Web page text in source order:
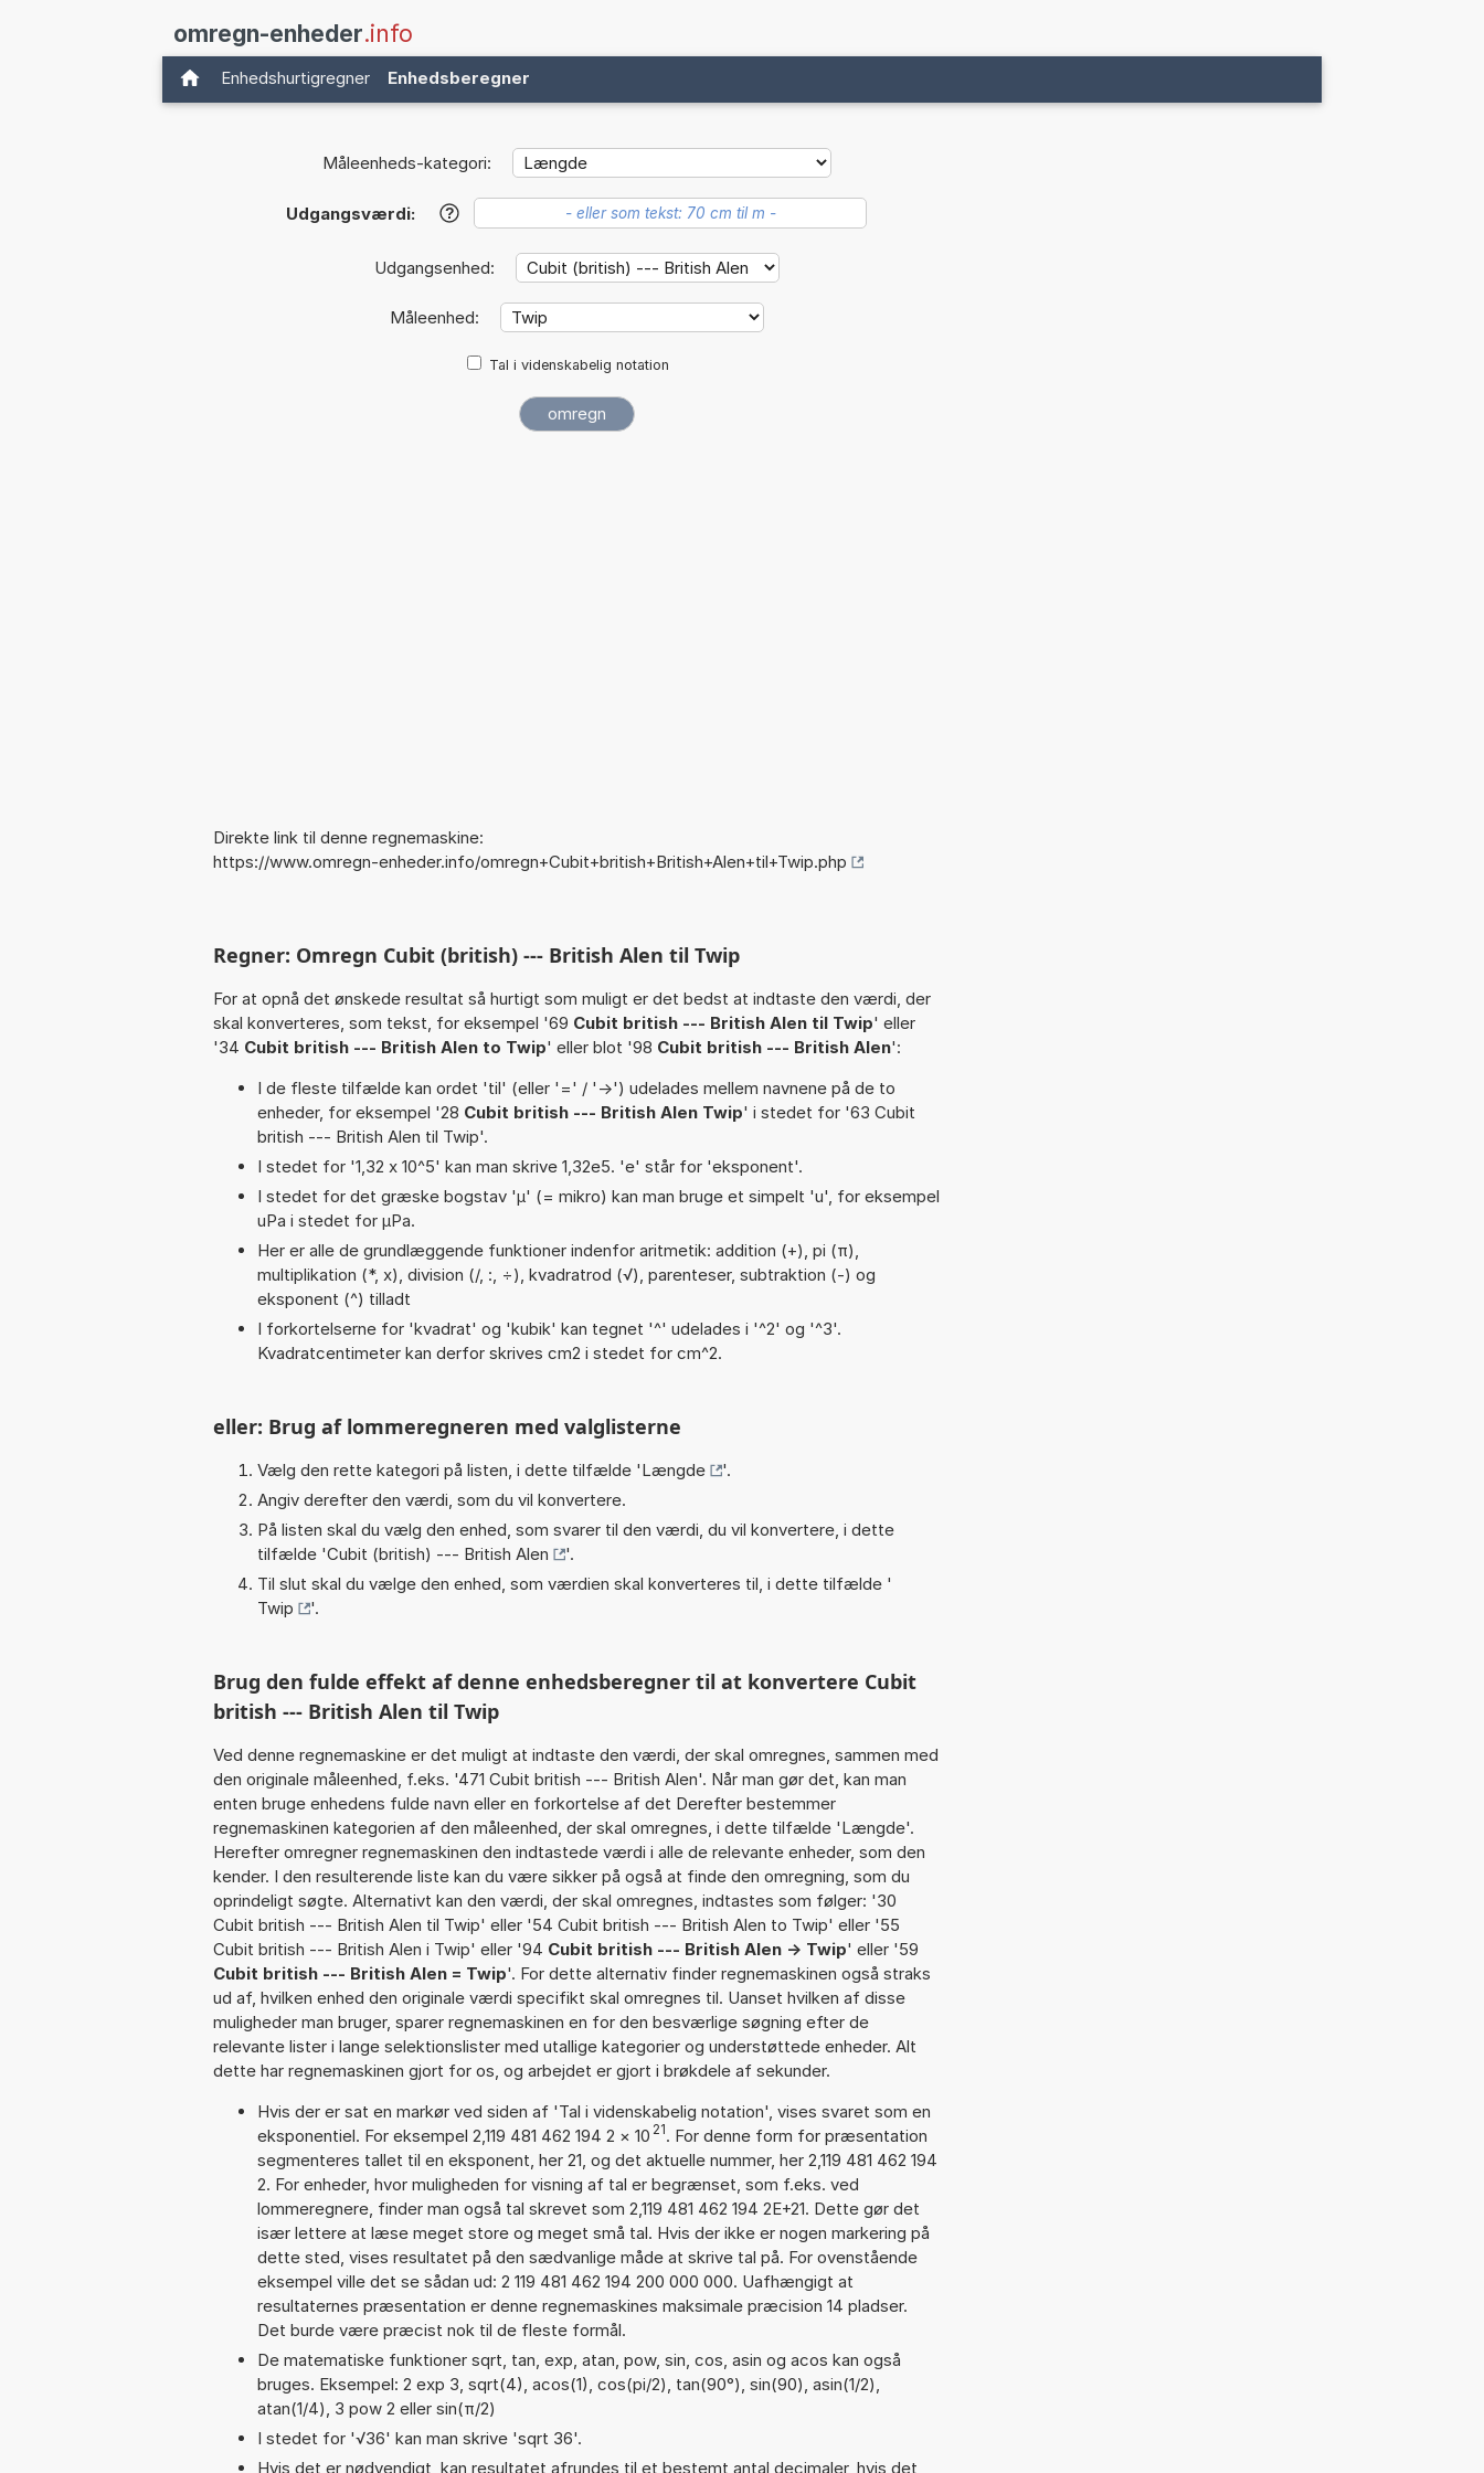
omregn-enheder.info
Enhedshurtigregner Enhedsberegner
Måleenheds-kategori:
Udgangsværdi: ?
Udgangsenhed:
Måleenhed:
Tal i videnskabelig notation
Direkte link til denne regnemaskine:
https://www.omregn-enheder.info/omregn+Cubit+british+British+Alen+til+Twip.php
Regner: Omregn Cubit (british) --- British Alen til Twip
For at opnå det ønskede resultat så hurtigt som muligt er det bedst at indtaste den værdi, der
skal konverteres, som tekst, for eksempel '69 Cubit british --- British Alen til Twip' eller
'34 Cubit british --- British Alen to Twip' eller blot '98 Cubit british --- British Alen':
I de fleste tilfælde kan ordet 'til' (eller '=' / '->') udelades mellem navnene på de to
enheder, for eksempel '28 Cubit british --- British Alen Twip' i stedet for '63 Cubit
british --- British Alen til Twip'.
I stedet for '1,32 x 10^5' kan man skrive 1,32e5. 'e' står for 'eksponent'.
I stedet for det græske bogstav 'µ' (= mikro) kan man bruge et simpelt 'u', for eksempel
uPa i stedet for µPa.
Her er alle de grundlæggende funktioner indenfor aritmetik: addition (+), pi (π),
multiplikation (*, x), division (/, :, ÷), kvadratrod (√), parenteser, subtraktion (-) og
eksponent (^) tilladt
I forkortelserne for 'kvadrat' og 'kubik' kan tegnet '^' udelades i '^2' og '^3'.
Kvadratcentimeter kan derfor skrives cm2 i stedet for cm^2.
eller: Brug af lommeregneren med valglisterne
Vælg den rette kategori på listen, i dette tilfælde 'Længde
'.
Angiv derefter den værdi, som du vil konvertere.
På listen skal du vælg den enhed, som svarer til den værdi, du vil konvertere, i dette
tilfælde 'Cubit (british) --- British Alen
'.
Til slut skal du vælge den enhed, som værdien skal konverteres til, i dette tilfælde '
Twip
'.
Brug den fulde effekt af denne enhedsberegner til at konvertere Cubit
british --- British Alen til Twip
Ved denne regnemaskine er det muligt at indtaste den værdi, der skal omregnes, sammen med
den originale måleenhed, f.eks. '471 Cubit british --- British Alen'. Når man gør det, kan man
enten bruge enhedens fulde navn eller en forkortelse af det Derefter bestemmer
regnemaskinen kategorien af den måleenhed, der skal omregnes, i dette tilfælde 'Længde'.
Herefter omregner regnemaskinen den indtastede værdi i alle de relevante enheder, som den
kender. I den resulterende liste kan du være sikker på også at finde den omregning, som du
oprindeligt søgte. Alternativt kan den værdi, der skal omregnes, indtastes som følger: '30
Cubit british --- British Alen til Twip' eller '54 Cubit british --- British Alen to Twip' eller '55
Cubit british --- British Alen i Twip' eller '94 Cubit british --- British Alen -> Twip' eller '59
Cubit british --- British Alen = Twip'. For dette alternativ finder regnemaskinen også straks
ud af, hvilken enhed den originale værdi specifikt skal omregnes til. Uanset hvilken af disse
muligheder man bruger, sparer regnemaskinen en for den besværlige søgning efter de
relevante lister i lange selektionslister med utallige kategorier og understøttede enheder. Alt
dette har regnemaskinen gjort for os, og arbejdet er gjort i brøkdele af sekunder.
Hvis der er sat en markør ved siden af 'Tal i videnskabelig notation', vises svaret som en
eksponentiel. For eksempel 2,119 481 462 194 2 × 10 21. For denne form for præsentation
segmenteres tallet til en eksponent, her 21, og det aktuelle nummer, her 2,119 481 462 194
2. For enheder, hvor muligheden for visning af tal er begrænset, som f.eks. ved
lommeregnere, finder man også tal skrevet som 2,119 481 462 194 2E+21. Dette gør det
især lettere at læse meget store og meget små tal. Hvis der ikke er nogen markering på
dette sted, vises resultatet på den sædvanlige måde at skrive tal på. For ovenstående
eksempel ville det se sådan ud: 2 119 481 462 194 200 000 000. Uafhængigt at
resultaternes præsentation er denne regnemaskines maksimale præcision 14 pladser.
Det burde være præcist nok til de fleste formål.
De matematiske funktioner sqrt, tan, exp, atan, pow, sin, cos, asin og acos kan også
bruges. Eksempel: 2 exp 3, sqrt(4), acos(1), cos(pi/2), tan(90°), sin(90), asin(1/2),
atan(1/4), 3 pow 2 eller sin(π/2)
I stedet for '√36' kan man skrive 'sqrt 36'.
Hvis det er nødvendigt, kan resultatet afrundes til et bestemt antal decimaler, hvis det